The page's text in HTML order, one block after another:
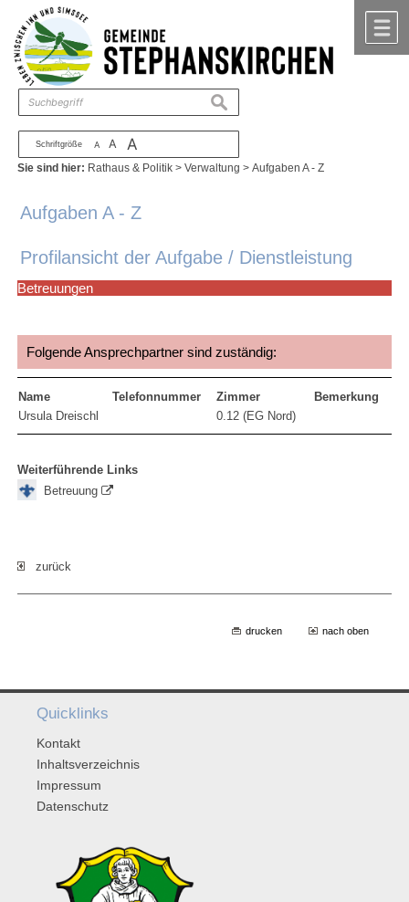
Zum Inhalt ,zur Navigation
Schriftgröße A A A
suchen
Sie sind hier: Rathaus & Politik >Verwaltung >Aufgaben A - Z
Aufgaben A - Z
Profilansicht der Aufgabe / Dienstleistung
Betreuungen
Folgende Ansprechpartner sind zuständig:
Name Telefonnummer Zimmer
Bemerkung
Ursula Dreischl
0.12 (EG Nord)
Weiterführende Links
Betreuung
zurück
drucken nach oben
Quicklinks
Kontakt
Inhaltsverzeichnis
Impressum
Datenschutz